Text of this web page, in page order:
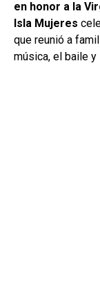
en honor a la
Isla Mujeres
que reunió a
música, el baile